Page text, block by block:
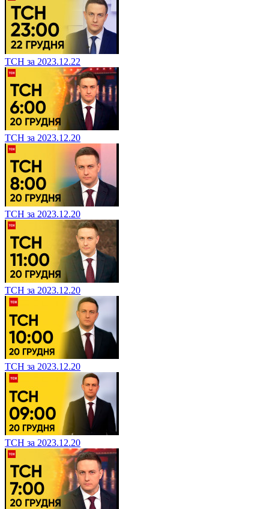
ТСН за 2023.12.22
ТСН за 2023.12.20
ТСН за 2023.12.20
ТСН за 2023.12.20
ТСН за 2023.12.20
ТСН за 2023.12.20